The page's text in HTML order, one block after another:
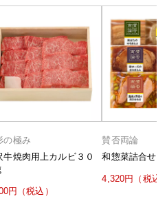
の極み
牛焼肉用上カルビ３０
円（税込）
賛否両論
和惣菜詰合せ
4,320円（税込